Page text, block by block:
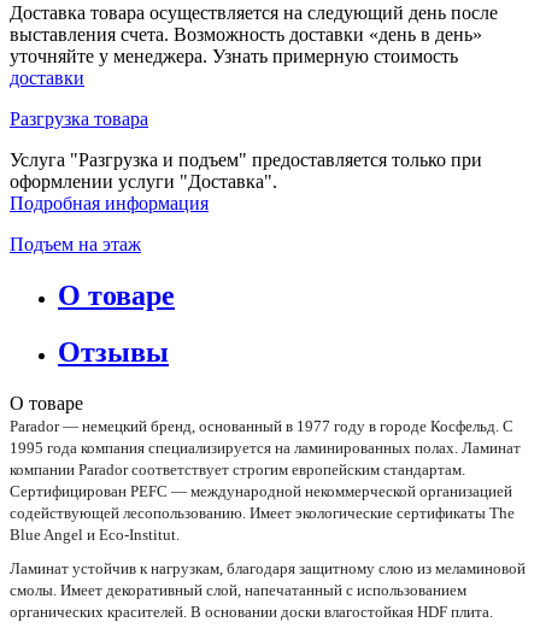
Доставка товара осуществляется на следующий день после
выставления счета. Возможность доставки «день в день»
уточняйте у менеджера. Узнать примерную стоимость
доставки
Разгрузка товара
Услуга "Разгрузка и подъем" предоставляется только при
оформлении услуги "Доставка".
Подробная информация
Подъем на этаж
О товаре
Отзывы
О товаре
Parador — немецкий бренд, основанный в 1977 году в городе Косфельд. С
1995 года компания специализируется на ламинированных полах. Ламинат
компании Parador соответствует строгим европейским стандартам.
Сертифицирован PEFC — международной некоммерческой организацией
содействующей лесопользованию. Имеет экологические сертификаты The
Blue Angel и Eco-Institut.
Ламинат устойчив к нагрузкам, благодаря защитному слою из меламиновой
смолы. Имеет декоративный слой, напечатанный с использованием
органических красителей. В основании доски влагостойкая HDF плита.